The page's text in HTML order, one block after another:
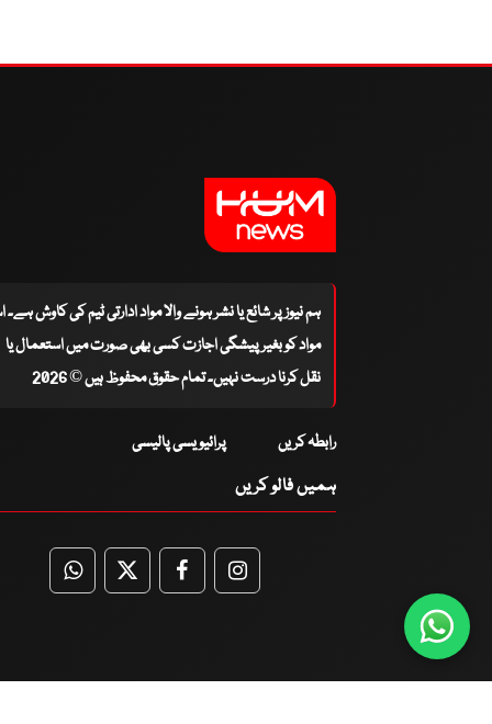
ہم نیوز پر شائع یا نشر ہونے والا مواد ادارتی ٹیم کی کاوش
مواد کو بغیر پیشگی اجازت کسی بھی صورت میں استعمال یا
نقل کرنا درست نہیں۔ تمام حقوق محفوظ ہیں © 2026
رابطہ کریں پرائیویسی پالیسی
ہمیں فالو کریں
WhatsApp
TwitterFacebookFacebook